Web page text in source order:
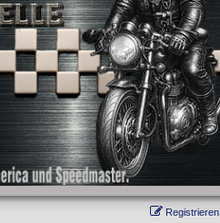
Registrieren